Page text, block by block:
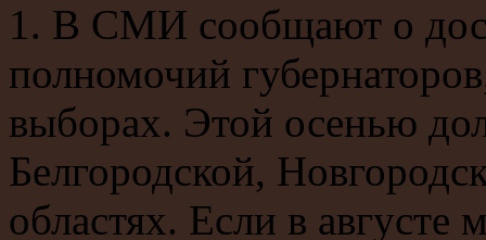
1. В СМИ сообщают о
полномочий
выборах. Этой осенью
Белгородской,
областях. Если в